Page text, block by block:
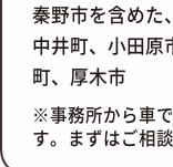
秦野市を含めた
中井町、小田原
町、厚木市
※事務所から車
す。まずはご相